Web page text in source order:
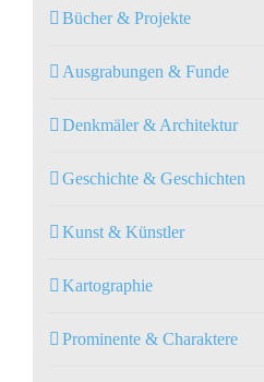
Bücher & Projekte
Ausgrabungen & Funde
Denkmäler & Architektur
Geschichte & Geschichten
Kunst & Künstler
Kartographie
Prominente & Charaktere